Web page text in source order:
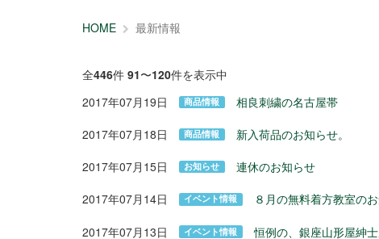
HOME 最新情報
全446件 91〜120件を表示中
2017年07月19日 商品情報 相良刺繍の名古屋帯
2017年07月18日 商品情報 新入荷品のお知らせ。
2017年07月15日 お知らせ 連休のお知らせ
2017年07月14日 イベント情報 ８月の無料着方教室のお
2017年07月13日 イベント情報 恒例の、銀座山形屋紳